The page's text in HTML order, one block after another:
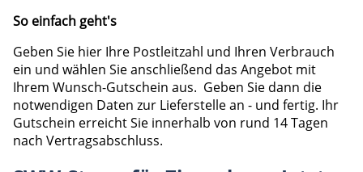
So einfach geht's
Geben Sie hier Ihre Postleitzahl und Ihren Verbrauch
ein und wählen Sie anschließend das Angebot mit
Ihrem Wunsch-Gutschein aus. Geben Sie dann die
notwendigen Daten zur Lieferstelle an - und fertig. Ihr
Gutschein erreicht Sie innerhalb von rund 14 Tagen
nach Vertragsabschluss.